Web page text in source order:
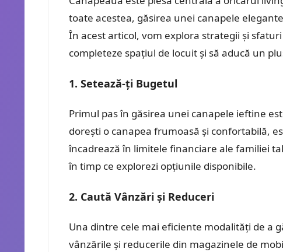
toate acestea, găsirea unei canapele
În acest articol, vom explora strategii și
completeze spațiul de locuit și să aducă un
1. Setează-ți Bugetul
Primul pas în găsirea unei canapele ieftine
dorești o canapea frumoasă și confortabilă,
încadrează în limitele financiare ale familiei
în timp ce explorezi opțiunile disponibile.
2. Caută Vânzări și Reduceri
Una dintre cele mai eficiente modalități de a
vânzările și reducerile din magazinele de